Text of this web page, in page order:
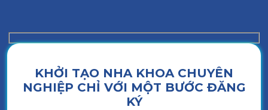
KHỞI TẠO NHA KHOA CHUYÊN
NGHIỆP CHỈ VỚI MỘT BƯỚC ĐĂNG
KÝ